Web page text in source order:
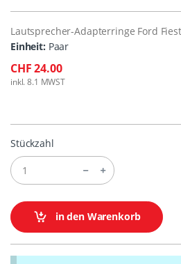
Lautsprecher-Adapterringe Ford
Einheit: Paar
CHF 24.00
inkl. 8.1 MWST
Stückzahl
in den Warenkorb